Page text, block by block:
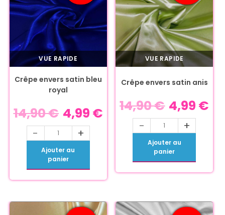
VUE RAPIDE
Crêpe envers satin bleu
royal
14,90€ 4,99 €
- +
Ajouter au
panier
VUE RAPIDE
Crêpe envers satin anis
14,90€ 4,99 €
- +
Ajouter au
panier